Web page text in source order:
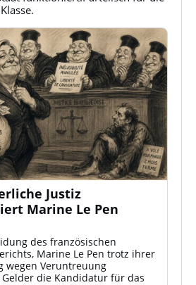
Justiz
Marine Le Pen
des französischen
Marine Le Pen trotz ihrer
wegen Veruntreuung
die Kandidatur für das